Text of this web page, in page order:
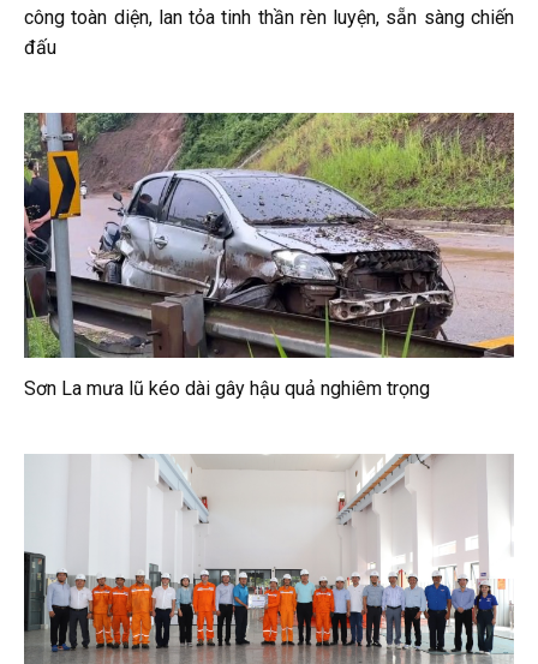
công toàn diện, lan tỏa tinh thần rèn luyện, sẵn sàng chiến
đấu
Sơn La mưa lũ kéo dài gây hậu quả nghiêm trọng